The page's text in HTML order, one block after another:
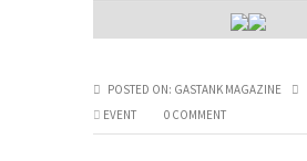
POSTED ON: GASTANK MAGAZINE
EVENT
0 COMMENT